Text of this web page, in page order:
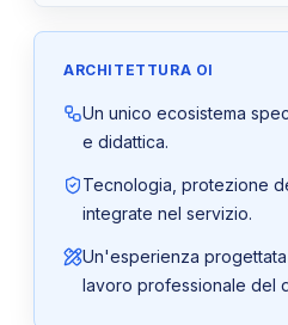
ARCHITETTURA OI
Un unico ecosistema
e didattica.
Tecnologia, protezione
integrate nel servizio.
Un'esperienza
lavoro professionale del